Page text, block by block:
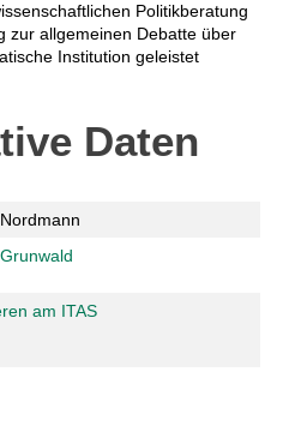
Politikberatung
zur allgemeinen Debatte über
Institution geleistet
Daten
am ITAS